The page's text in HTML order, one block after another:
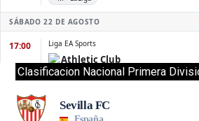
Clasificacion Nacional Primera